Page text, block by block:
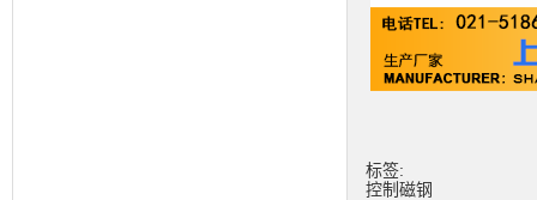
标签:
控制磁钢